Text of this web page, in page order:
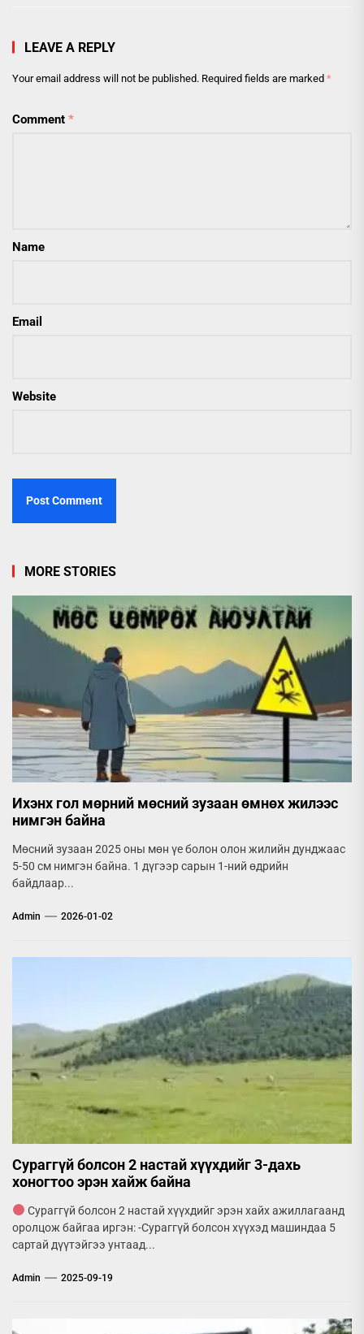
LEAVE A REPLY
Your email address will not be published. Required fields are marked *
Comment *
Name
Email
Website
MORE STORIES
Ихэнх гол мөрний мөсний зузаан өмнөх жилээс
нимгэн байна
Мөсний зузаан 2025 оны мөн үе болон олон жилийн дунджаас
5-50 см нимгэн байна. 1 дүгээр сарын 1-ний өдрийн
байдлаар...
Admin 2026-01-02
Сураггүй болсон 2 настай хүүхдийг 3-дахь
хоногтоо эрэн хайж байна
Сураггүй болсон 2 настай хүүхдийг эрэн хайх ажиллагаанд
оролцож байгаа иргэн: -Сураггүй болсон хүүхэд машиндаа 5
сартай дүүтэйгээ унтаад...
Admin 2025-09-19